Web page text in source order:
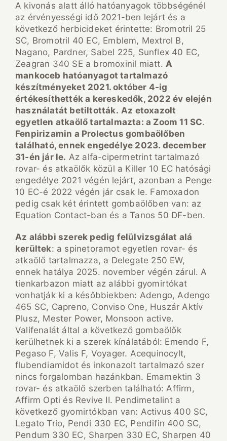
A kivonás alatt álló hatóanyagok többségénél
az érvényességi idő 2021-ben lejárt és a
következő herbicideket érintette: Bromotril 25
SC, Bromotril 40 EC, Emblem, Mextrol B,
Nagano, Pardner, Sabel 225, Sunflex 40 EC,
Zeagran 340 SE a bromoxinil miatt.A
mankoceb hatóanyagot tartalmazó
készítményeket 2021. október 4-ig
értékesíthették a kereskedők, 2022 év elején
használatát betiltották. Az etoxazolt
egyetlen atkaölő tartalmazta: a Zoom 11 SC.
Fenpirizamin a Prolectus gombaölőben
található, ennek engedélye 2023. december
31-én jár le. Az alfa-cipermetrint tartalmazó
rovar- és atkaölők közül a Killer 10 EC hatósági
engedélye 2021 végén lejárt, azonban a Penge
10 EC-é 2022 végén jár csak le. Famoxadon
pedig csak két érintett gombaölőben van: az
Equation Contact-ban és a Tanos 50 DF-ben.
Az alábbi szerek pedig felülvizsgálat alá
kerültek: a spinetoramot egyetlen rovar- és
atkaölő tartalmazza, a Delegate 250 EW,
ennek hatálya 2025. november végén zárul. A
tienkarbazon miatt az alábbi gyomirtókat
vonhatják ki a későbbiekben: Adengo, Adengo
465 SC, Capreno, Conviso One, Huszár Aktív
Plusz, Mester Power, Monsoon active.
Valifenalát által a következő gombaölők
kerülhetnek ki a szerek kínálatából: Emendo F,
Pegaso F, Valis F, Voyager. Acequinocylt,
flubendiamidot és inkonazolt tartalmazó szer
nincs forgalomban hazánkban. Emamektin 3
rovar- és atkaölő szerben található: Affirm,
Affirm Opti és Revive II. Pendimetalint a
következő gyomirtókban van: Activus 400 SC,
Legato Trio, Pendi 330 EC, Pendifin 400 SC,
Pendum 330 EC, Sharpen 330 EC, Sharpen 40